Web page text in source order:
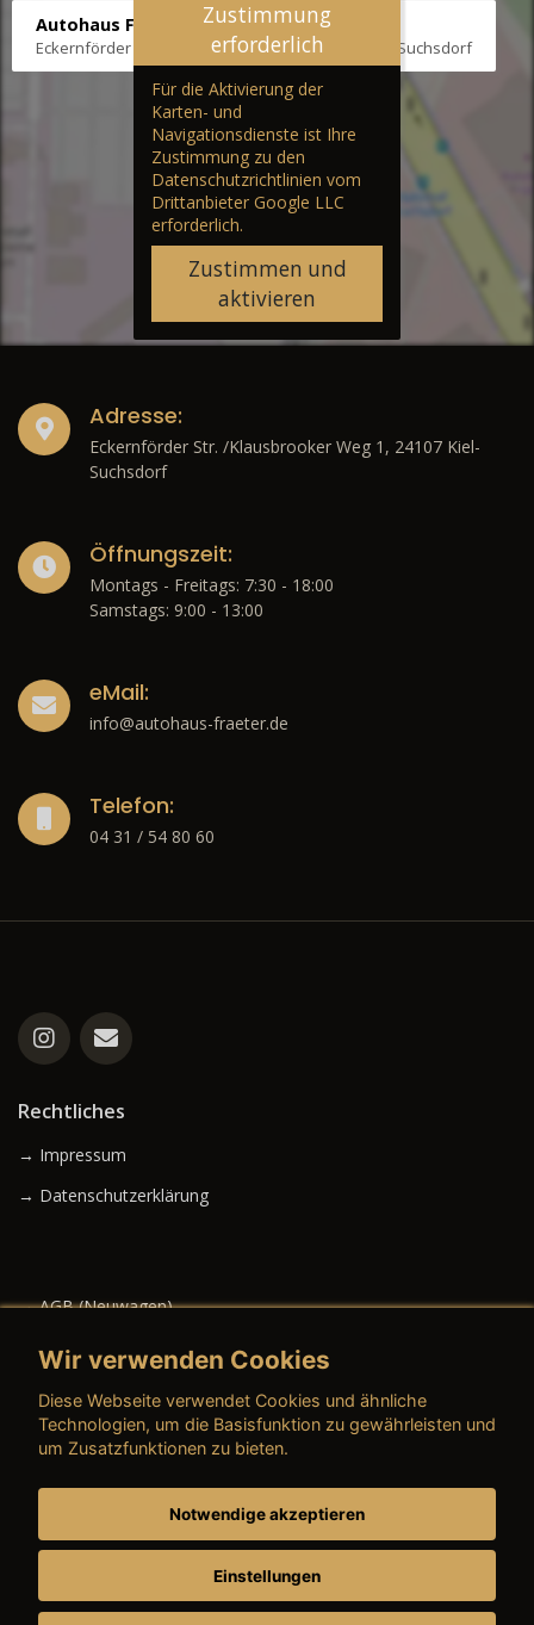
Autohaus Fräter
Eckernförder Str. /Klausbrooker Weg 1, 24107 Kiel-Suchsdorf
Zustimmung
erforderlich
Für die Aktivierung der
Karten- und
Navigationsdienste ist Ihre
Zustimmung zu den
Datenschutzrichtlinien vom
Drittanbieter Google LLC
erforderlich.
Zustimmen und
aktivieren
Adresse:
Eckernförder Str. /Klausbrooker Weg 1, 24107 Kiel-
Suchsdorf
Öffnungszeit:
Montags - Freitags: 7:30 - 18:00
Samstags: 9:00 - 13:00
eMail:
info@autohaus-fraeter.de
Telefon:
04 31 / 54 80 60
Rechtliches
→ Impressum
→ Datenschutzerklärung
→ AGB (Neuwagen)
→ AGB (Gebrauchtwagen)
→ AGB (Teile & Zubehör)
→ AGB (Dienstleistungen)
→ Preisschild
Wir verwenden Cookies
Diese Webseite verwendet Cookies und ähnliche
Technologien, um die Basisfunktion zu gewährleisten und
um Zusatzfunktionen zu bieten.
Notwendige akzeptieren
Einstellungen